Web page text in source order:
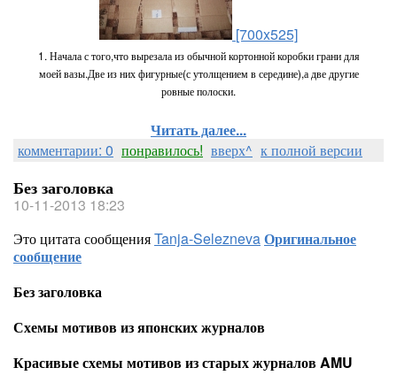
[700x525]
1. Начала с того,что вырезала из обычной кортонной коробки грани для
моей вазы.Две из них фигурные(с утолщением в середине),а две другие
ровные полоски.
Читать далее...
комментарии: 0 понравилось! вверх^ к полной версии
Без заголовка
10-11-2013 18:23
Это цитата сообщенияTanja-SeleznevaОригинальное
сообщение
Без заголовка
Схемы мотивов из японских журналов
Красивые схемы мотивов из старых журналов AMU